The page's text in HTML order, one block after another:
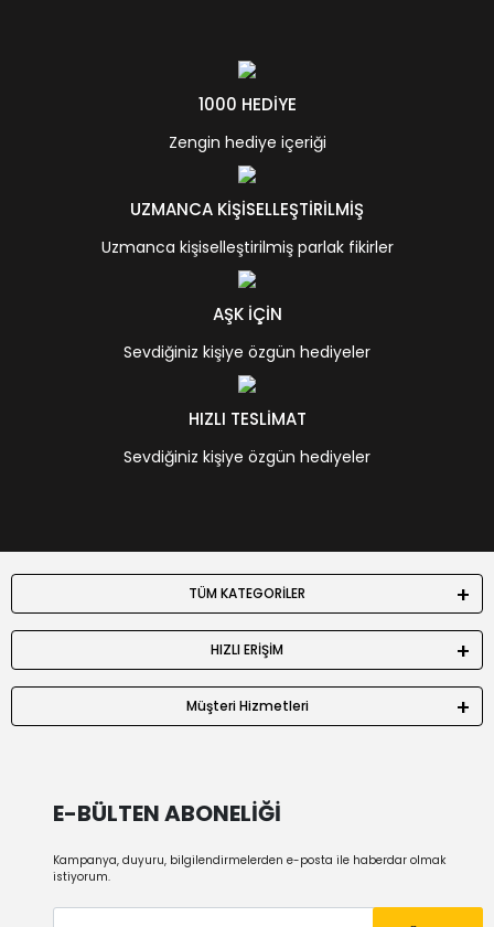
1000 HEDİYE
Zengin hediye içeriği
UZMANCA KİŞİSELLEŞTİRİLMİŞ
Uzmanca kişiselleştirilmiş parlak fikirler
AŞK İÇİN
Sevdiğiniz kişiye özgün hediyeler
HIZLI TESLİMAT
Sevdiğiniz kişiye özgün hediyeler
TÜM KATEGORİLER
HIZLI ERİŞİM
Müşteri Hizmetleri
E-BÜLTEN ABONELİĞİ
Kampanya, duyuru, bilgilendirmelerden e-posta ile haberdar olmak
istiyorum.